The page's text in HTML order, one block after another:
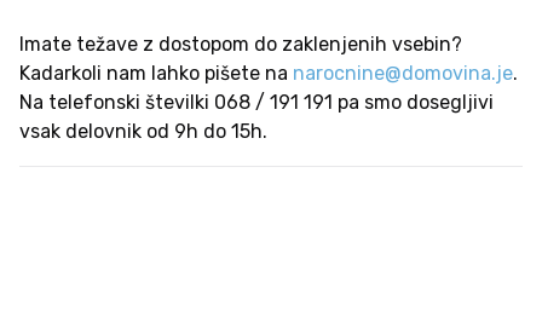
Imate težave z dostopom do zaklenjenih vsebin?
Kadarkoli nam lahko pišete na narocnine@domovina.je.
Na telefonski številki 068 / 191 191 pa smo dosegljivi
vsak delovnik od 9h do 15h.